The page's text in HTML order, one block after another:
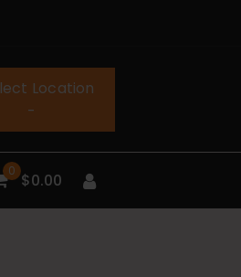
Location
-
0 $0.00